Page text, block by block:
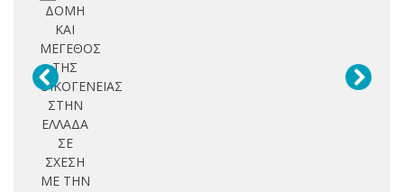
ΔΟΜΗ
ΚΑΙ
ΜΕΓΕΘΟΣ
ΤΗΣ
ΟΙΚΟΓΕΝΕΙΑΣ
ΣΤΗΝ
ΕΛΛΑΔΑ
ΣΕ
ΣΧΕΣΗ
ΜΕ ΤΗΝ